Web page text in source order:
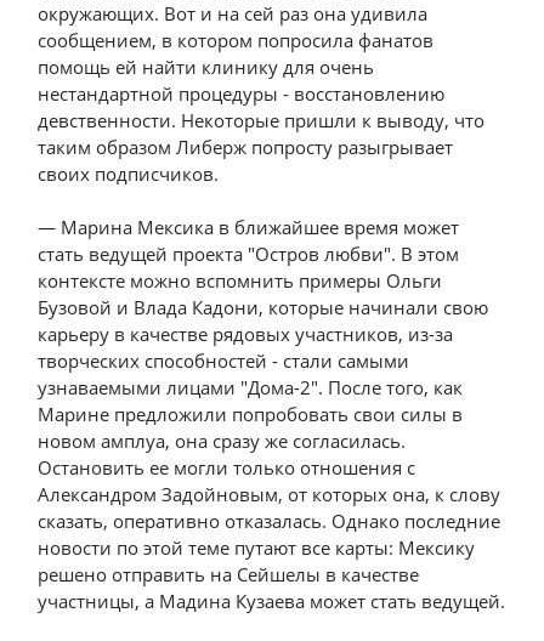
окружающих. Вот и на сей раз она удивила
сообщением, в котором попросила фанатов
помощь ей найти клинику для очень
нестандартной процедуры - восстановлению
девственности. Некоторые пришли к выводу, что
таким образом Либерж попросту разыгрывает
своих подписчиков.
— Марина Мексика в ближайшее время может
стать ведущей проекта "Остров любви". В этом
контексте можно вспомнить примеры Ольги
Бузовой и Влада Кадони, которые начинали свою
карьеру в качестве рядовых участников, из-за
творческих способностей - стали самыми
узнаваемыми лицами "Дома-2". После того, как
Марине предложили попробовать свои силы в
новом амплуа, она сразу же согласилась.
Остановить ее могли только отношения с
Александром Задойновым, от которых она, к слову
сказать, оперативно отказалась. Однако последние
новости по этой теме путают все карты: Мексику
решено отправить на Сейшелы в качестве
участницы, а Мадина Кузаева может стать ведущей.